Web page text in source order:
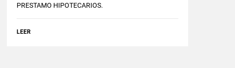
PRESTAMO HIPOTECARIOS.
LEER